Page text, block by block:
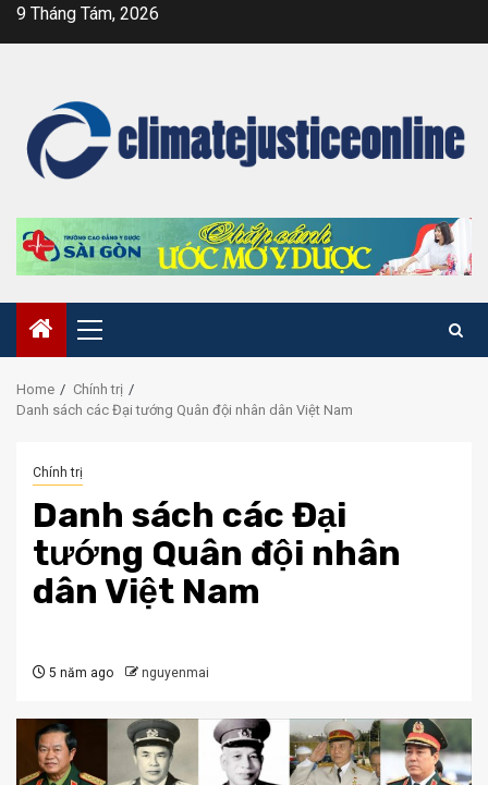
Skip9 Tháng Tám, 2026
Primary
Menu
Home
Chính trị
Danh sách các Đại tướng Quân đội nhân dân Việt Nam
Chính trị
Danh sách các Đại
tướng Quân đội nhân
dân Việt Nam
5 năm ago nguyenmai